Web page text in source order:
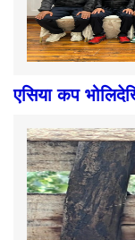
एसिया कप